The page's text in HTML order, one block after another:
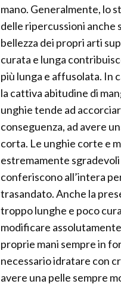
mano. Generalmente, lo
delle ripercussioni anche
bellezza dei propri arti
curata e lunga
più lunga e affusolata. In
la cattiva abitudine di
unghie tende ad
conseguenza, ad avere
corta. Le unghie corte e
estremamente
conferiscono all’intera
trasandato. Anche la
troppo lunghe e poco
modificare
proprie mani sempre in
necessario idratare con
avere una pelle sempre